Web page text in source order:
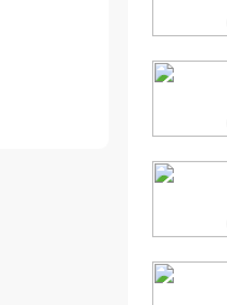
[14] 【纪
[15] 【纪
[16] 【纪
古建筑 第